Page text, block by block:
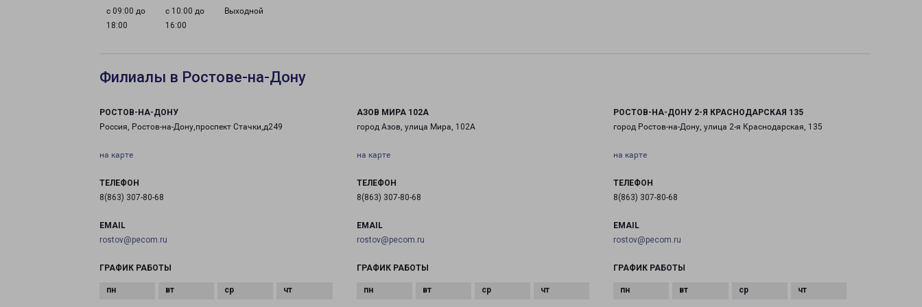
с 09:00 до
18:00
с 10:00 до
16:00
Выходной
Филиалы в Ростове-на-Дону
РОСТОВ-НА-ДОНУ
Россия, Ростов-на-Дону,проспект Стачки,д249
на карте
ТЕЛЕФОН
8(863) 307-80-68
EMAIL
rostov@pecom.ru
ГРАФИК РАБОТЫ
АЗОВ МИРА 102А
город Азов, улица Мира, 102А
на карте
ТЕЛЕФОН
8(863) 307-80-68
EMAIL
rostov@pecom.ru
ГРАФИК РАБОТЫ
РОСТОВ-НА-ДОНУ 2-Я КРАСНОДАРСКАЯ 135
город Ростов-на-Дону, улица 2-я Краснодарская, 135
на карте
ТЕЛЕФОН
8(863) 307-80-68
EMAIL
rostov@pecom.ru
ГРАФИК РАБОТЫ